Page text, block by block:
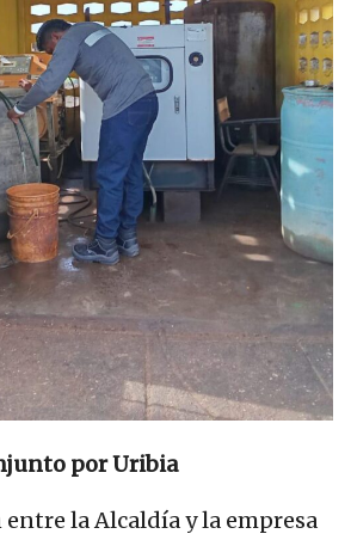
por Uribia
la Alcaldía y la empresa